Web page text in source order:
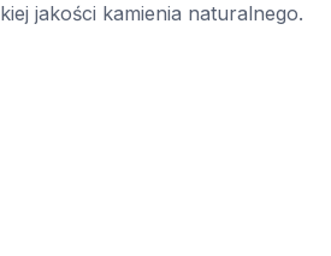
jakości kamienia naturalnego.